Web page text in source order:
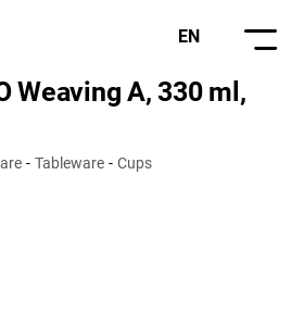
EN
Weaving A, 330 ml,
Tableware Cups